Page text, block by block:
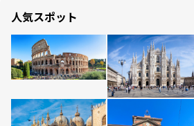
人気スポット